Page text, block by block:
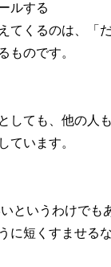
ルする
てくるのは、「
ものです。
しても、他の人
ています。
というわけでも
に短くすませる